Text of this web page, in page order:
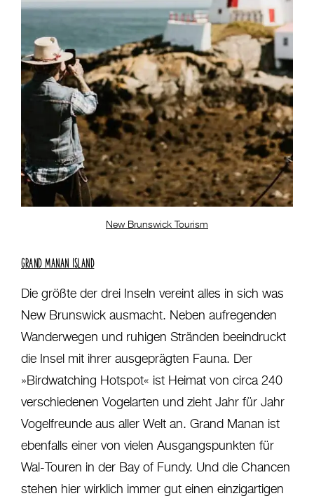
New Brunswick Tourism
GRAND MANAN ISLAND
Die größte der drei Inseln vereint alles in sich was
New Brunswick ausmacht. Neben aufregenden
Wanderwegen und ruhigen Stränden beeindruckt
die Insel mit ihrer ausgeprägten Fauna. Der
»Birdwatching Hotspot« ist Heimat von circa 240
verschiedenen Vogelarten und zieht Jahr für Jahr
Vogelfreunde aus aller Welt an. Grand Manan ist
ebenfalls einer von vielen Ausgangspunkten für
Wal-Touren in der Bay of Fundy. Und die Chancen
stehen hier wirklich immer gut einen einzigartigen